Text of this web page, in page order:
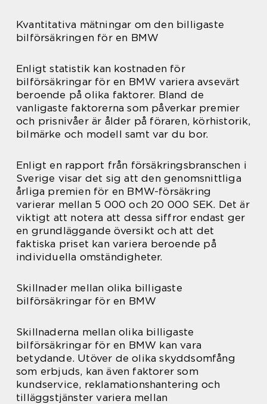
Kvantitativa mätningar om den billigaste
bilförsäkringen för en BMW
Enligt statistik kan kostnaden för
bilförsäkringar för en BMW variera avsevärt
beroende på olika faktorer. Bland de
vanligaste faktorerna som påverkar premier
och prisnivåer är ålder på föraren, körhistorik,
bilmärke och modell samt var du bor.
Enligt en rapport från försäkringsbranschen i
Sverige visar det sig att den genomsnittliga
årliga premien för en BMW-försäkring
varierar mellan 5 000 och 20 000 SEK. Det är
viktigt att notera att dessa siffror endast ger
en grundläggande översikt och att det
faktiska priset kan variera beroende på
individuella omständigheter.
Skillnader mellan olika billigaste
bilförsäkringar för en BMW
Skillnaderna mellan olika billigaste
bilförsäkringar för en BMW kan vara
betydande. Utöver de olika skyddsomfång
som erbjuds, kan även faktorer som
kundservice, reklamationshantering och
tilläggstjänster variera mellan